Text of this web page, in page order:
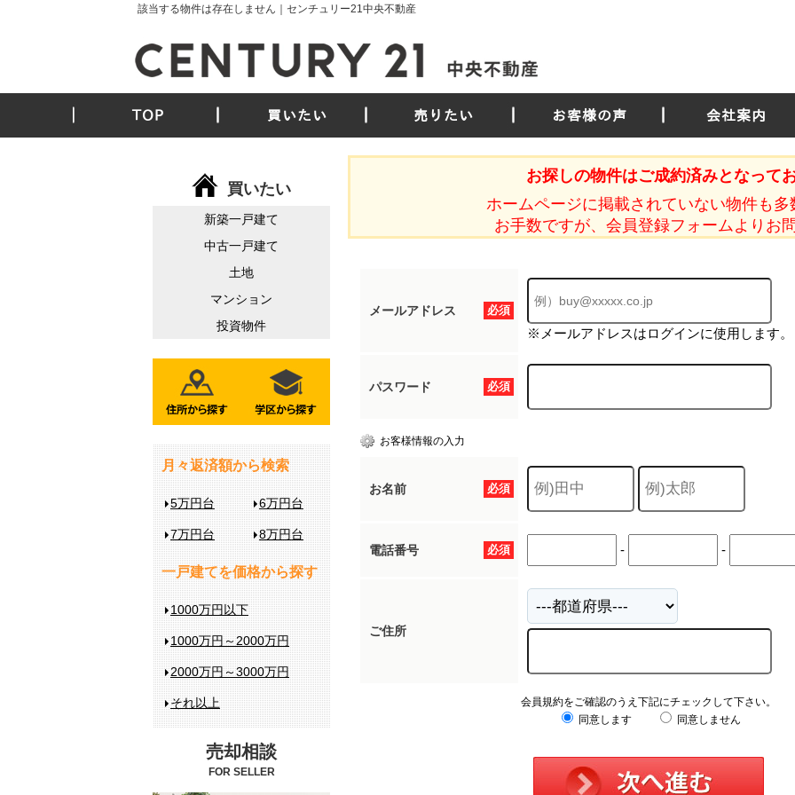
該当する物件は存在しません｜センチュリー21中央不動産
TOP 買いたい 売りたい お客様の声 会社案内
お探しの物件はご成約済みとなってお
ホームページに掲載されていない物件も多
お手数ですが、会員登録フォームよりお
必須
メールアドレス
※メールアドレスはログインに使用します。
必須
パスワード
お客様情報の入力
必須
お名前
必須
電話番号 - -
ご住所
会員規約をご確認のうえ下記にチェックして下さい。
同意します
同意しません
買いたい
新築一戸建て
中古一戸建て
土地
マンション
投資物件
月々返済額から検索
5万円台 6万円台
7万円台 8万円台
一戸建てを価格から探す
1000万円以下
1000万円～2000万円
2000万円～3000万円
それ以上
売却相談
FOR SELLER